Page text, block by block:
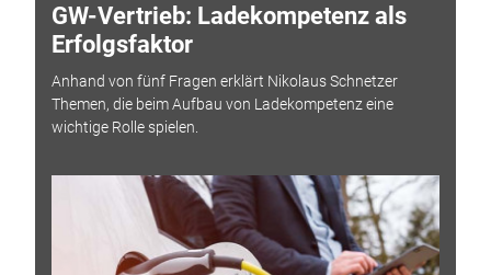
GW-Vertrieb: Ladekompetenz als
Erfolgsfaktor
Anhand von fünf Fragen erklärt Nikolaus Schnetzer
Themen, die beim Aufbau von Ladekompetenz eine
wichtige Rolle spielen.